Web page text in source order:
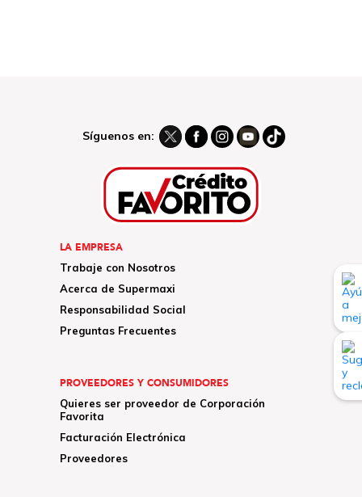
Síguenos en:
LA EMPRESA
Trabaje con Nosotros
Acerca de Supermaxi
Responsabilidad Social
Preguntas Frecuentes
PROVEEDORES Y CONSUMIDORES
Quieres ser proveedor de Corporación
Favorita
Facturación Electrónica
Proveedores